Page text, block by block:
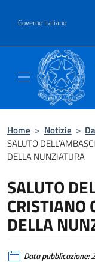
Governo Italiano
Home > Notizie >
SALUTO
DELLA NUNZIATURA
SALUTO
CRISTIANO
DELLA
Data pubblicazione: